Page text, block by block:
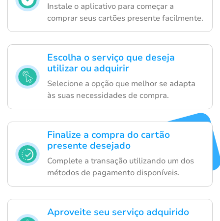
Instale o aplicativo para começar a
comprar seus cartões presente facilmente.
Escolha o serviço que deseja
utilizar ou adquirir
Selecione a opção que melhor se adapta
às suas necessidades de compra.
Finalize a compra do cartão
presente desejado
Complete a transação utilizando um dos
métodos de pagamento disponíveis.
Aproveite seu serviço adquirido